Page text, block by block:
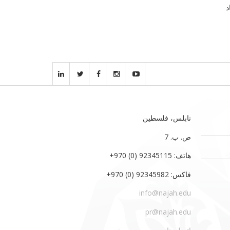
نابلس، فلسطين
ص. ب. 7‏
هاتف: 92345115 (0) 970‏‎+‎
فاكس: 92345982 (0) 970‏‎+‎
info@najah.edu
pr@najah.edu